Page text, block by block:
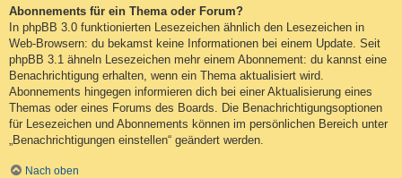
Abonnements für ein Thema oder Forum?
In phpBB 3.0 funktionierten Lesezeichen ähnlich den Lesezeichen in
Web-Browsern: du bekamst keine Informationen bei einem Update. Seit
phpBB 3.1 ähneln Lesezeichen mehr einem Abonnement: du kannst eine
Benachrichtigung erhalten, wenn ein Thema aktualisiert wird.
Abonnements hingegen informieren dich bei einer Aktualisierung eines
Themas oder eines Forums des Boards. Die Benachrichtigungsoptionen
für Lesezeichen und Abonnements können im persönlichen Bereich unter
„Benachrichtigungen einstellen“ geändert werden.
Nach oben